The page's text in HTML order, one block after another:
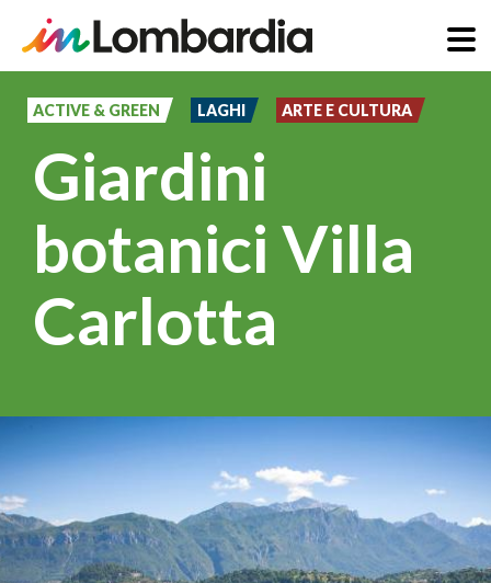
principale
ACTIVE & GREEN LAGHI ARTE E CULTURA
Giardini
botanici Villa
Carlotta